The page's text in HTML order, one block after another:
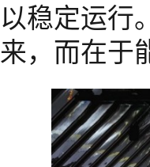
以稳定运行
来，而在于